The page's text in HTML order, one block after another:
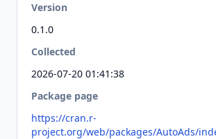
Version
0.1.0
Collected
2026-07-20 01:41:38
Package page
https://cran.r-
project.org/web/packages/AutoAds/